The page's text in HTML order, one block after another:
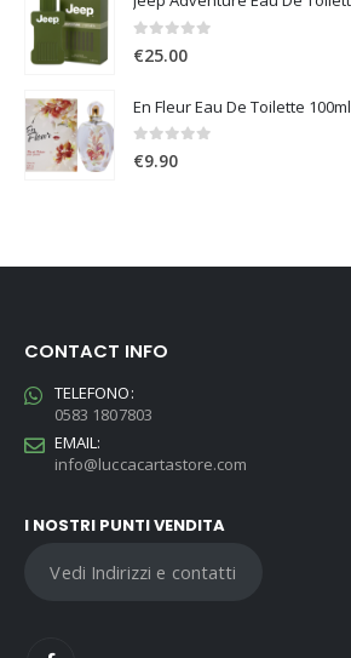
0Su 5
€25.00
En Fleur Eau De Toilette 100ml
0Su 5
€9.90
CONTACT INFO
TELEFONO:
0583 1807803
EMAIL:
info@luccacartastore.com
I NOSTRI PUNTI VENDITA
Vedi Indirizzi e contatti